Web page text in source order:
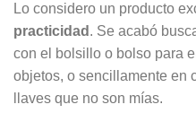
Lo considero un producto
practicidad . Se acabó
con el bolsillo o bolso para
objetos, o sencillamente en
llaves que no son mías.